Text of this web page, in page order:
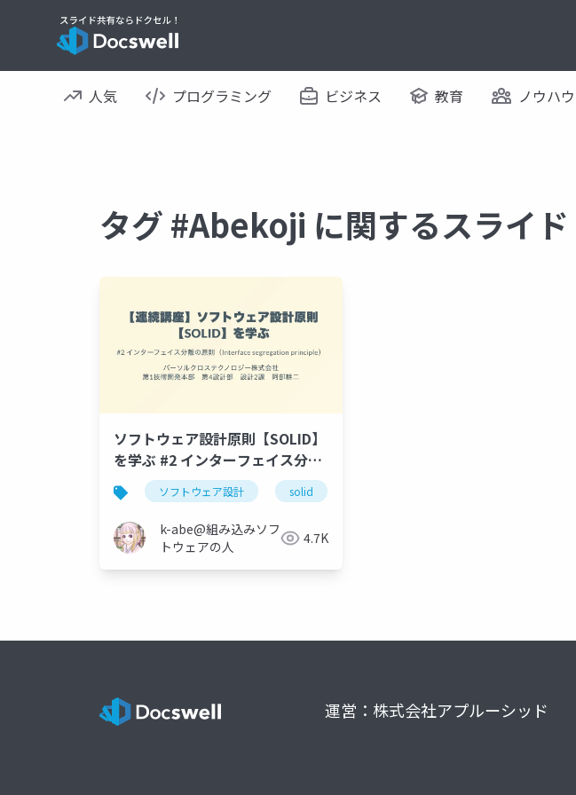
人気 プログラミング ビジネス 教育 ノウハウ
タグ #Abekoji に関するスライド
ソフトウェア設計原則【SOLID】
を学ぶ #2 インターフェイス分離
の原則 ソフトウェア設計 solid
k-abe@組み込みソフ
トウェアの人
4.7K
運営：株式会社アプルーシッド